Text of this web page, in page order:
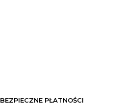
BEZPIECZNE PŁATNOŚCI